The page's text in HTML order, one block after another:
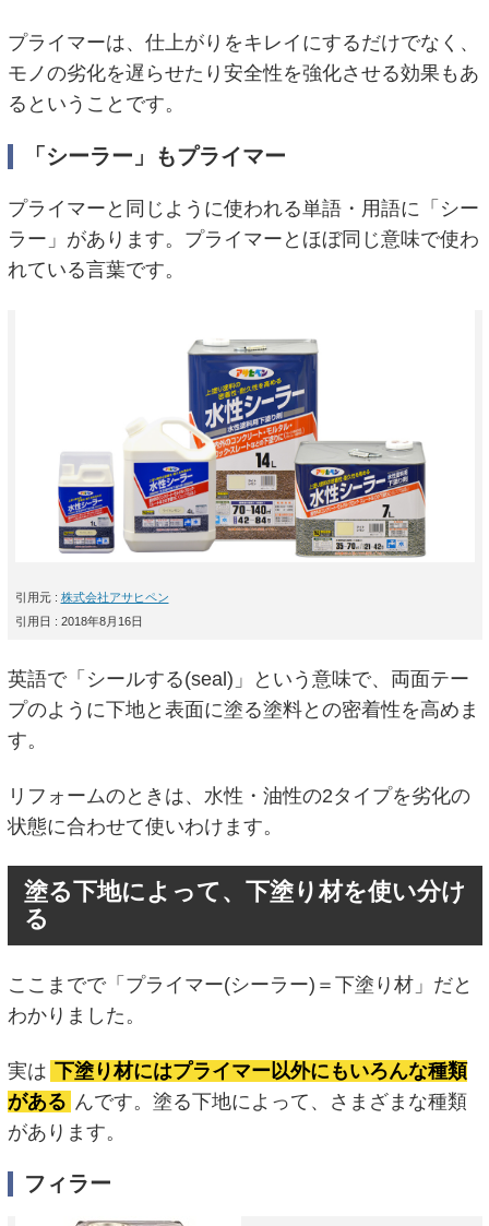
プライマーは、仕上がりをキレイにするだけでなく、
モノの劣化を遅らせたり安全性を強化させる効果もあ
るということです。
「シーラー」もプライマー
プライマーと同じように使われる単語・用語に「シー
ラー」があります。プライマーとほぼ同じ意味で使わ
れている言葉です。
引用元 : 株式会社アサヒペン
引用日 : 2018年8月16日
英語で「シールする(seal)」という意味で、両面テー
プのように下地と表面に塗る塗料との密着性を高めま
す。
リフォームのときは、水性・油性の2タイプを劣化の
状態に合わせて使いわけます。
塗る下地によって、下塗り材を使い分け
る
ここまでで「プライマー(シーラー)＝下塗り材」だと
わかりました。
実は 下塗り材にはプライマー以外にもいろんな種類
がある んです。塗る下地によって、さまざまな種類
があります。
フィラー